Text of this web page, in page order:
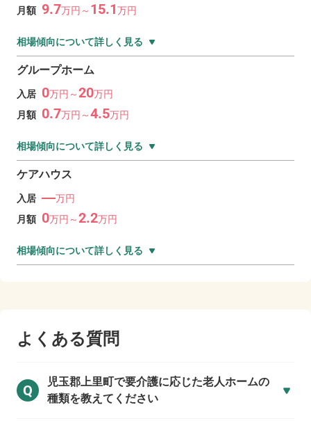
月額 9.7万円～ 15.1万円
相場傾向について詳しく見る
グループホーム
入居 0万円～20万円
月額 0.7万円～4.5万円
相場傾向について詳しく見る
ケアハウス
入居 ―万円
月額 0万円～2.2万円
相場傾向について詳しく見る
よくある質問
Q
児玉郡上里町で要介護に応じた老人ホームの
種類を教えてください